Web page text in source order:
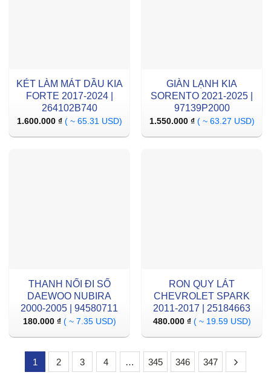
KÉT LÀM MÁT DẦU KIA
FORTE 2017-2024 |
264102B740
1.600.000 ₫ ( ~ 65.31 USD)
GIÀN LẠNH KIA
SORENTO 2021-2025 |
97139P2000
1.550.000 ₫ ( ~ 63.27 USD)
THANH NỐI ĐI SỐ
DAEWOO NUBIRA
2000-2005 | 94580711
180.000 ₫ ( ~ 7.35 USD)
RON QUY LÁT
CHEVROLET SPARK
2011-2017 | 25184663
480.000 ₫ ( ~ 19.59 USD)
1 2 3 4 … 345 346 347